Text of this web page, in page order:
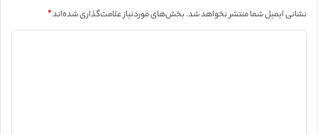
نشانی ایمیل شما منتشر نخواهد شد.بخش‌های موردنیاز علامت‌گذاری شده‌اند*